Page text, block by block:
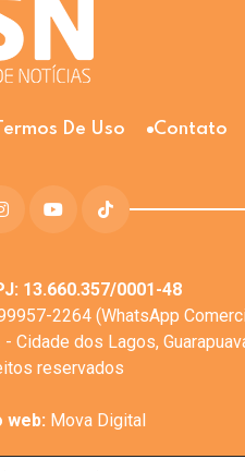
Termos De Uso Contato
13.660.357/0001-48
2264 (WhatsApp
Cidade dos Lagos,
reservados
web: Mova Digital